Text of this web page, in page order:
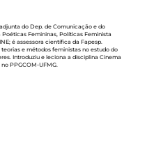
do Dep. de Comunicação e do
Femininas, Políticas Feminista
é assessora científica da Fapesp.
e métodos feministas no estudo do
Introduziu e leciona a disciplina Cinema
PPGCOM-UFMG.